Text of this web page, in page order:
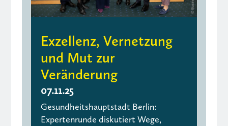
Exzellenz, Vernetzung
und Mut zur
Veränderung
07.11.25
Gesundheitshauptstadt Berlin:
Expertenrunde diskutiert Wege,